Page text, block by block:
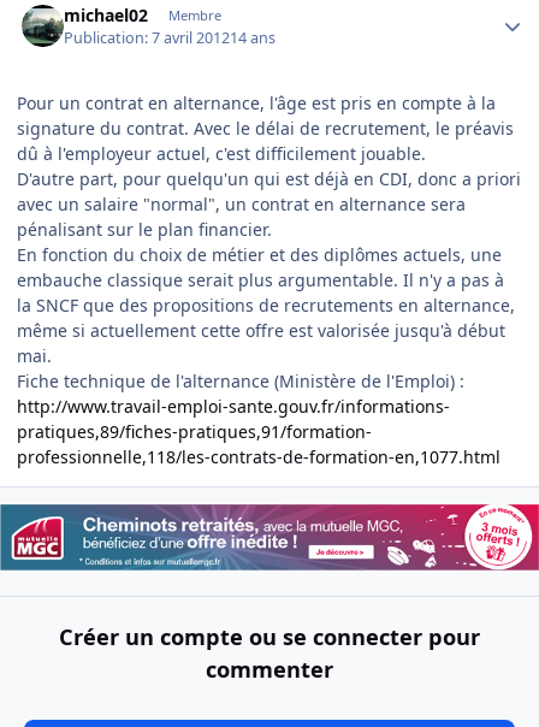
michael02 Membre
Publication:7 avril 201214 ans
Pour un contrat en alternance, l'âge est pris en compte à la
signature du contrat. Avec le délai de recrutement, le préavis
dû à l'employeur actuel, c'est difficilement jouable.
D'autre part, pour quelqu'un qui est déjà en CDI, donc a priori
avec un salaire "normal", un contrat en alternance sera
pénalisant sur le plan financier.
En fonction du choix de métier et des diplômes actuels, une
embauche classique serait plus argumentable. Il n'y a pas à
la SNCF que des propositions de recrutements en alternance,
même si actuellement cette offre est valorisée jusqu'à début
mai.
Fiche technique de l'alternance (Ministère de l'Emploi) :
http://www.travail-emploi-sante.gouv.fr/informations-
pratiques,89/fiches-pratiques,91/formation-
professionnelle,118/les-contrats-de-formation-en,1077.html
Créer un compte ou se connecter pour
commenter